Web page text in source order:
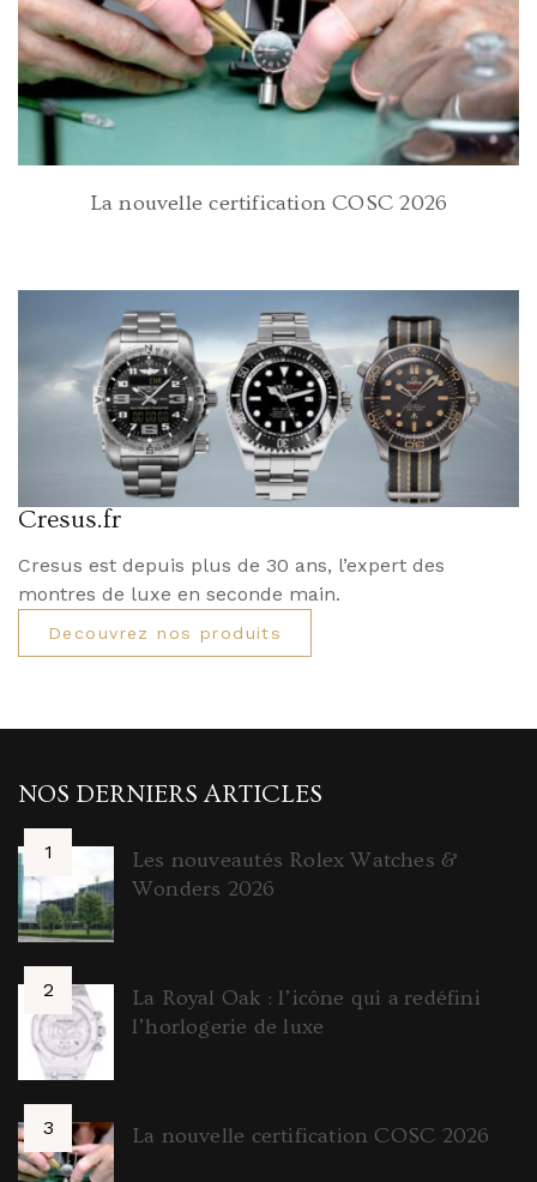
La nouvelle certification COSC 2026
Cresus.fr
Cresus est depuis plus de 30 ans, l’expert des
montres de luxe en seconde main.
Decouvrez nos produits
NOS DERNIERS ARTICLES
Les nouveautés Rolex Watches &
Wonders 2026
La Royal Oak : l’icône qui a redéfini
l’horlogerie de luxe
La nouvelle certification COSC 2026